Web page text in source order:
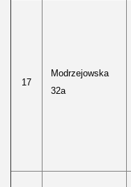
17
Modrzejowska
32a